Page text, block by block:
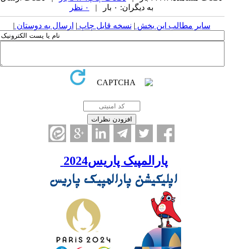
به دیگران: ۰ بار |
۰ نظر
سایر مطالب این بخش | نسخه قابل چاپ | ارسال به دوستان |
پارالمپیک پاریس2024